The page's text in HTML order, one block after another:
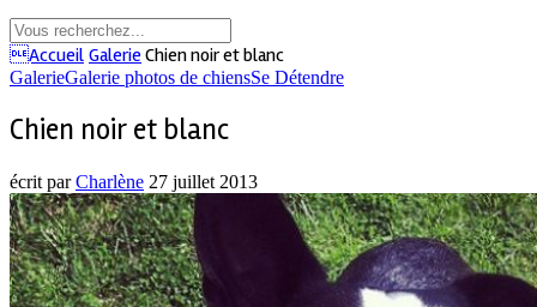
Accueil Galerie Chien noir et blanc
GalerieGalerie photos de chiensSe Détendre
Chien noir et blanc
écrit parCharlène 27 juillet 2013